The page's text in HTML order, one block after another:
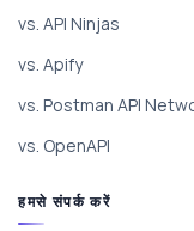
vs. API Ninjas
vs. Apify
vs. Postman API
vs. OpenAPI
हमसे संपर्क करें